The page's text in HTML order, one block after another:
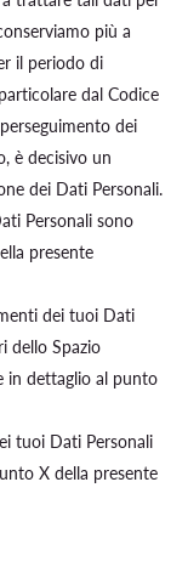
più a
il periodo di
dal Codice
dei
è decisivo un
dei Dati Personali.
Personali sono
presente
dei tuoi Dati
dello Spazio
in dettaglio al punto
tuoi Dati Personali
X della presente